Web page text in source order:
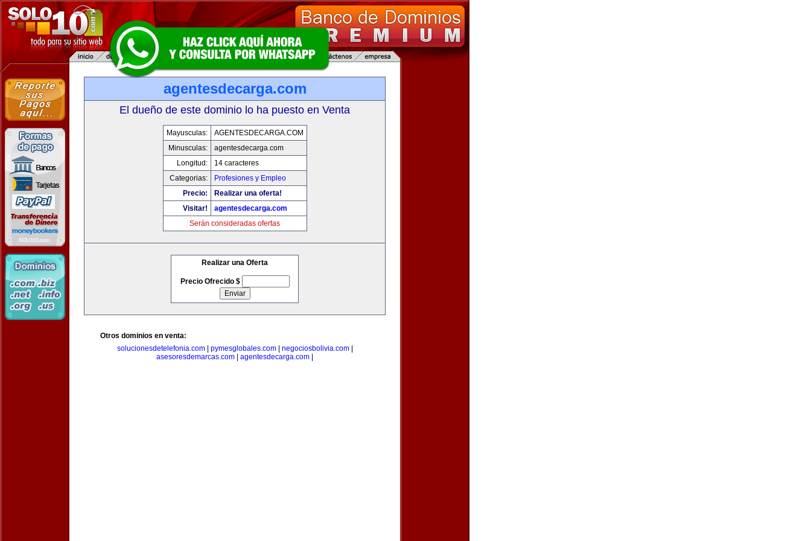
agentesdecarga.com
El dueño de este dominio lo ha puesto en Venta
Mayusculas:
AGENTESDECARGA.COM
Minusculas:
agentesdecarga.com
Longitud:
14 caracteres
Categorias:
Profesiones y Empleo
Precio:
Realizar una oferta!
Visitar!
agentesdecarga.com
Serán consideradas ofertas
Realizar una Oferta
Precio Ofrecido $
Otros dominios en venta:
solucionesdetelefonia.com| pymesglobales.com| negociosbolivia.com|
asesoresdemarcas.com
agentesdecarga.com